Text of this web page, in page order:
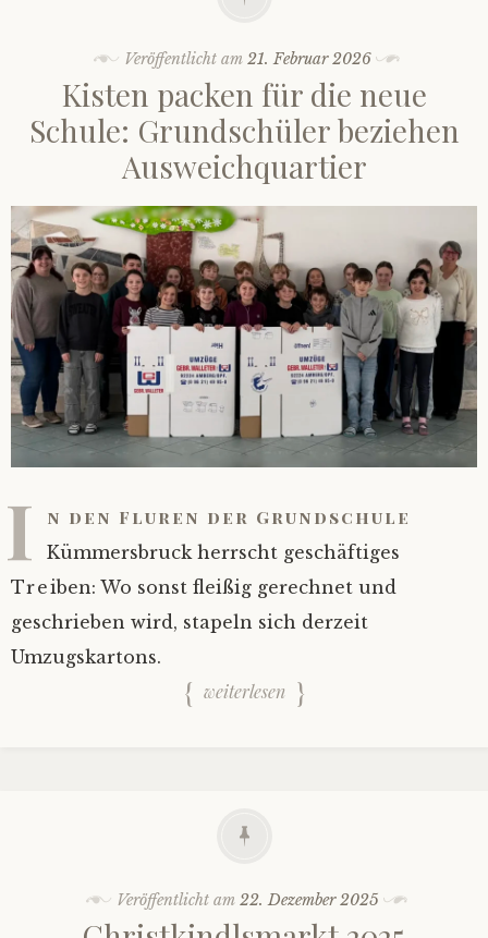
Veröffentlicht am 21. Februar 2026
Kisten packen für die neue
Schule: Grundschüler beziehen
Ausweichquartier
I n den Fluren der Grundschule
Kümmersbruck herrscht geschäftiges
Treiben: Wo sonst fleißig gerechnet und
geschrieben wird, stapeln sich derzeit
Umzugskartons.
weiterlesen
Veröffentlicht am 22. Dezember 2025